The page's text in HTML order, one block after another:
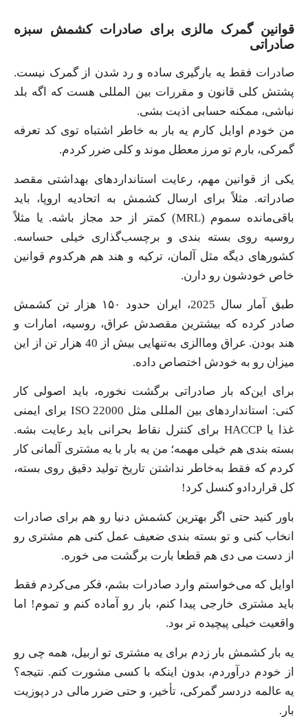
قوانین گمرک مالزی برای صادرات کشمش سبزه
صادراتی
صادرات فقط یه بارگیری ساده و رد شدن از گمرک نیست.
پشتش کلی قانون و مقررات بین المللی هست که اگه بلد
نباشی، ممکنه حسابی اذیت بشی.
من خودم اوایل کارم یه بار به خاطر اشتباه توی کد تعرفه
گمرکی، بارم تو مرز معطل موند و کلی ضرر کردم.
یکی از قوانین مهم، رعایت استانداردهای بهداشتی مقصد
صادراته. مثلاً برای ارسال کشمش به اتحادیه اروپا، باید
باقی‌مانده سموم (MRL) کمتر از حد مجاز باشه. یا مثلاً
روسیه روی بسته بندی و برچسب‌گذاری خیلی حساسه.
کشورهای دیگه مثل آلمان، ترکیه و هند هم هرکدوم قوانین
خاص خودشون رو دارن.
طبق آمار سال 2025، ایران حدود ۱۵۰ هزار تن کشمش
صادر کرده که بیشترین مقصدش عراق، روسیه، امارات و
هند بودن. عراق وماالزی به‌تنهایی بیش از 40 هزار تن از این
میزان رو به خودش اختصاص داده.
برای این‌که بار صادراتی برگشت نخوره، باید اصولی کار
کنی: استانداردهای بین المللی مثل ISO 22000 برای ایمنی
غذا یا HACCP برای کنترل نقاط بحرانی باید رعایت بشه.
بسته بندی هم خیلی مهمه؛ من یه بار با یه مشتری آلمانی کار
کردم که فقط به‌خاطر نداشتن تاریخ تولید دقیق روی بسته،
کل قراردادو کنسل کرد!
باور کنید حتی اگر بهترین کشمش دنیا رو هم برای صادرات
انخاب کنی و تو بسته بندی ضعیف عمل کنی هم مشتری رو
از دست می دی هم قطعا بارت برگشت می خوره.
اوایل که می‌خواستم وارد صادرات بشم، فکر می‌کردم فقط
باید مشتری خارجی پیدا کنم، بار رو آماده کنم و تموم! اما
واقعیت خیلی پیچیده ‌تر بود.
یه بار کشمش بار زدم برای یه مشتری تو اربیل، همه چی رو
از خودم درآوردم، بدون اینکه با کسی مشورت کنم. نتیجه؟
یه عالمه دردسر گمرکی، تأخیر، و حتی ضرر مالی در دپوزیت
بار.